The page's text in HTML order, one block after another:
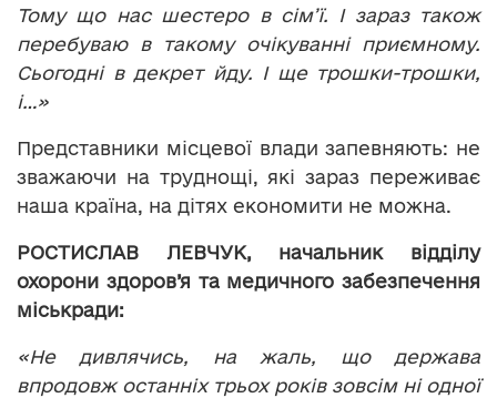
Тому що нас шестеро в сім’ї. І зараз також
перебуваю в такому очікуванні приємному.
Сьогодні в декрет йду. І ще трошки-трошки,
і…»
Представники місцевої влади запевняють: не
зважаючи на труднощі, які зараз переживає
наша країна, на дітях економити не можна.
РОСТИСЛАВ ЛЕВЧУК, начальник відділу
охорони здоров’я та медичного забезпечення
міськради:
«Не дивлячись, на жаль, що держава
впродовж останніх трьох років зовсім ні одної